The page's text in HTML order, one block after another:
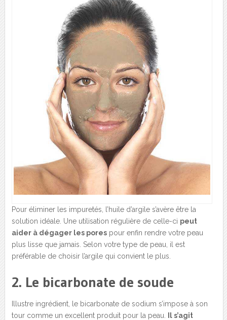
Pour éliminer les impuretés, l’huile d’argile s’avère être la
solution idéale. Une utilisation régulière de celle-ci peut
aider à dégager les porespour enfin rendre votre peau
plus lisse que jamais. Selon votre type de peau, il est
préférable de choisir l’argile qui convient le plus.
2. Le bicarbonate de soude
Illustre ingrédient, le bicarbonate de sodium s’impose à son
tour comme un excellent produit pour la peau.
Il s’agit